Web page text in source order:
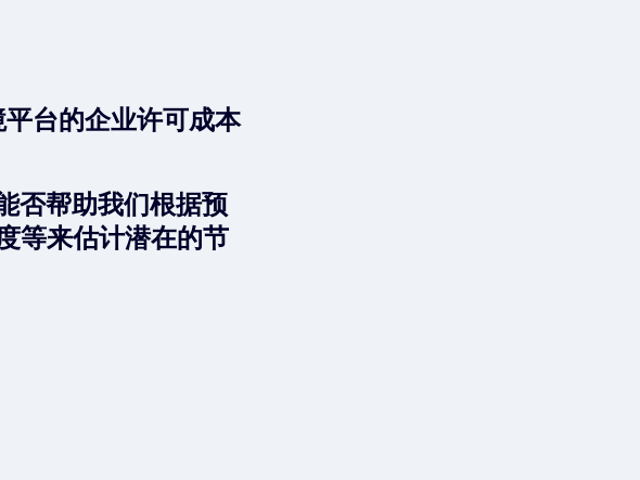
台的企业许可成本
否帮助我们根据预
等来估计潜在的节